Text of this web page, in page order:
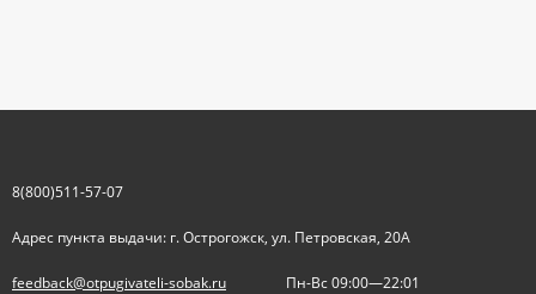
8(800)511-57-07
Адрес пункта выдачи: г. Острогожск, ул. Петровская, 20А
feedback@otpugivateli-sobak.ru Пн-Вс 09:00—22:01